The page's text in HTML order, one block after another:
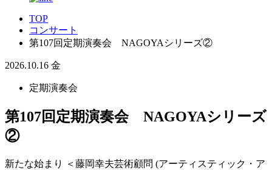
TOP
コンサート
第107回定期演奏会 NAGOYAシリーズ②
2026.10.16 金
定期演奏会
第107回定期演奏会 NAGOYAシリーズ
②
新たな始まり ＜藤岡幸夫芸術顧問 (アーティスティック・ア